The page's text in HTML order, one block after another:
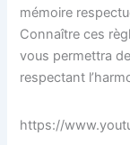
mémoire
Connaître ces
vous permettra
respectant
https://